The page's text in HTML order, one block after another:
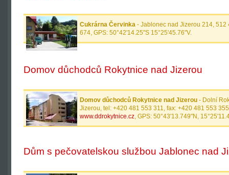
Cukrárna Červinka - Jablonec nad Jizerou 214,
674, GPS: 50°42'14.25"S 15°25'45.76"V.
Domov důchodců Rokytnice nad Jizerou
Domov důchodců Rokytnice nad Jizerou - Dolní
Jizerou, tel: +420 481 553 311, fax: +420 481 553
www.ddrokytnice.cz, GPS: 50°43'13.749"N,
Dům s pečovatelskou službou Jablonec nad